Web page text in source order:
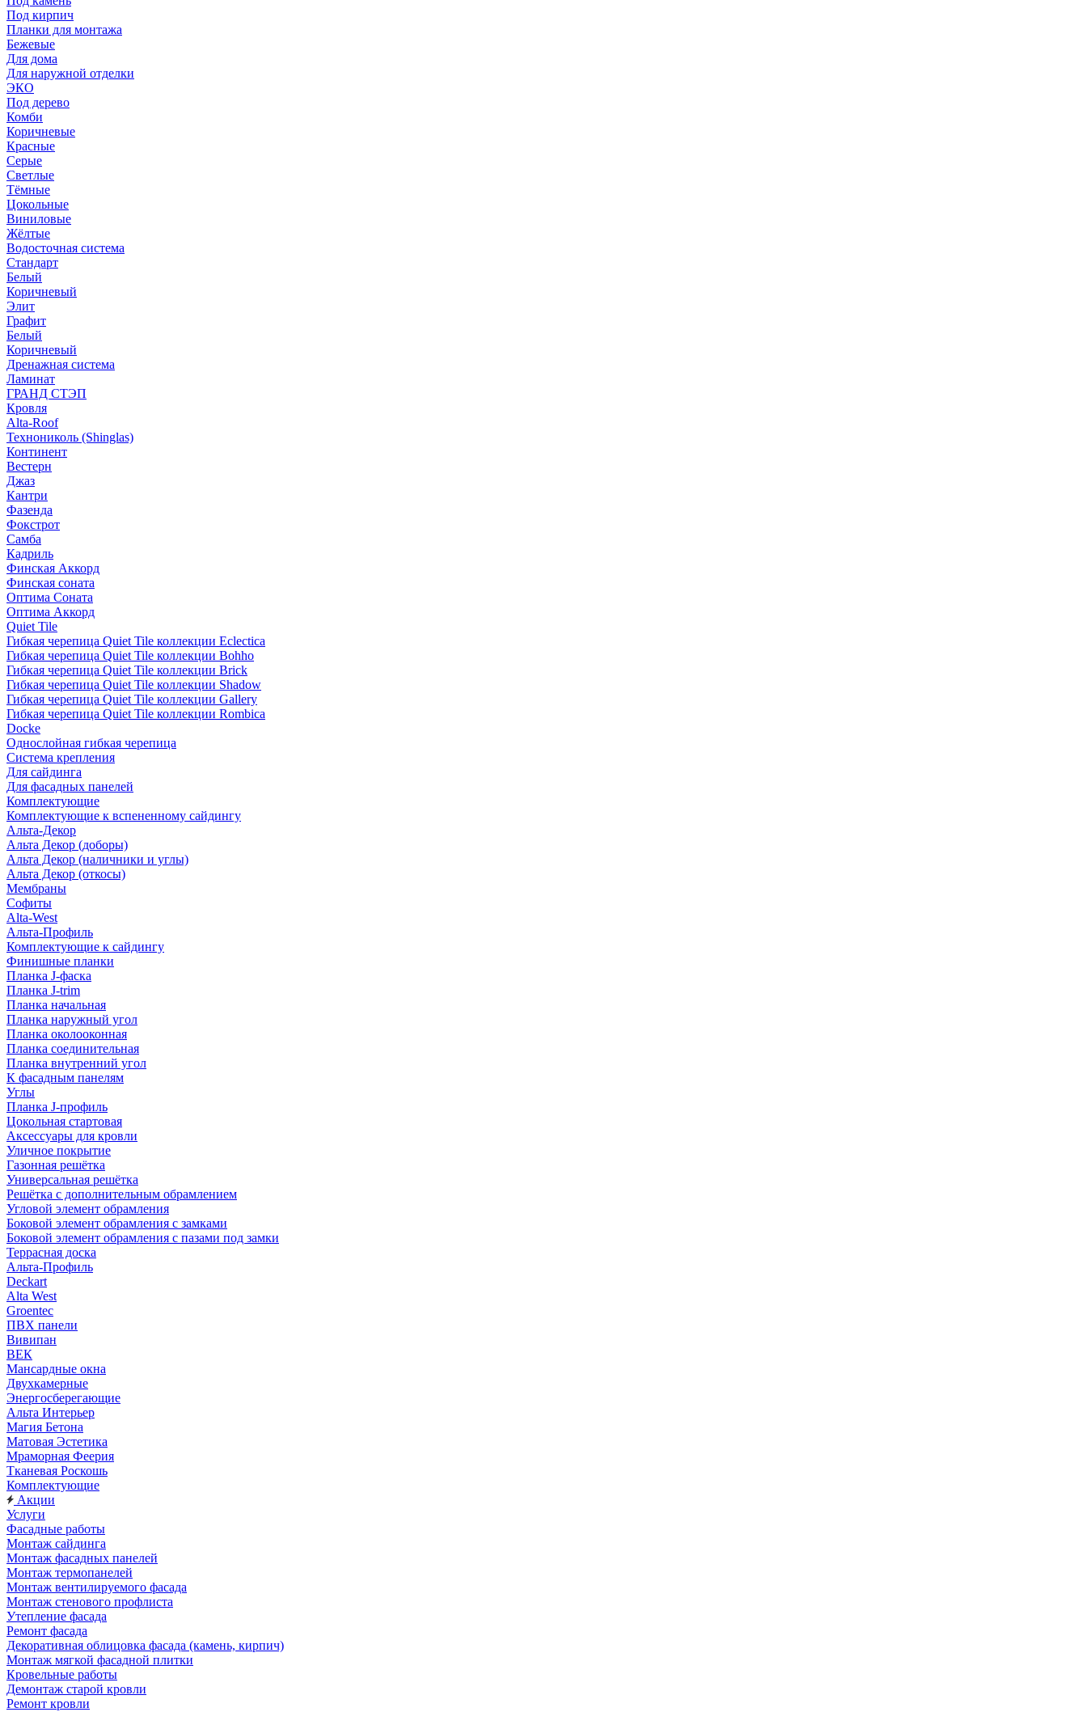
Под кирпич
Планки для монтажа
Бежевые
Для дома
Для наружной отделки
ЭКO
Под дерево
Комби
Коричневые
Красные
Серые
Светлые
Тёмные
Цокольные
Виниловые
Жёлтые
Водосточная система
Стандарт
Белый
Коричневый
Элит
Графит
Белый
Коричневый
Дренажная система
Ламинат
ГРАНД СТЭП
Кровля
Alta-Roof
Технониколь (Shinglas)
Континент
Вестерн
Джаз
Кантри
Фазенда
Фокстрот
Самба
Кадриль
Финская Аккорд
Финская соната
Оптима Соната
Оптима Аккорд
Quiet Tile
Гибкая черепица Quiet Tile коллекции Eclectica
Гибкая черепица Quiet Tile коллекции Bohho
Гибкая черепица Quiet Tile коллекции Brick
Гибкая черепица Quiet Tile коллекции Shadow
Гибкая черепица Quiet Tile коллекции Gallery
Гибкая черепица Quiet Tile коллекции Rombica
Docke
Однослойная гибкая черепица
Система крепления
Для сайдинга
Для фасадных панелей
Комплектующие
Комплектующие к вспененному сайдингу
Альта-Декор
Альта Декор (доборы)
Альта Декор (наличники и углы)
Альта Декор (откосы)
Мембраны
Софиты
Alta-West
Альта-Профиль
Комплектующие к сайдингу
Финишные планки
Планка J-фаска
Планка J-trim
Планка начальная
Планка наружный угол
Планка околооконная
Планка соединительная
Планка внутренний угол
К фасадным панелям
Углы
Планка J-профиль
Цокольная стартовая
Аксессуары для кровли
Уличное покрытие
Газонная решётка
Универсальная решётка
Решётка с дополнительным обрамлением
Угловой элемент обрамления
Боковой элемент обрамления с замками
Боковой элемент обрамления с пазами под замки
Террасная доска
Альта-Профиль
Deckart
Alta West
Groentec
ПВХ панели
Вивипан
ВЕК
Мансардные окна
Двухкамерные
Энергосберегающие
Альта Интерьер
Магия Бетона
Матовая Эстетика
Мраморная Феерия
Тканевая Роскошь
Комплектующие
Акции
Услуги
Фасадные работы
Монтаж сайдинга
Монтаж фасадных панелей
Монтаж термопанелей
Монтаж вентилируемого фасада
Монтаж стенового профлиста
Утепление фасада
Ремонт фасада
Декоративная облицовка фасада (камень, кирпич)
Монтаж мягкой фасадной плитки
Кровельные работы
Демонтаж старой кровли
Ремонт кровли